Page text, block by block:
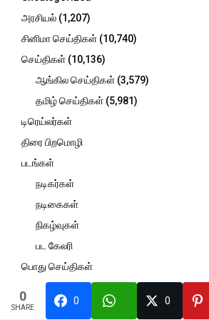
:
அரசியல் (1,207)
சினிமா செய்திகள் (10,740)
செய்திகள் (10,136)
ஆங்கில செய்திகள் (3,579)
தமிழ் செய்திகள் (5,981)
டிரெய்லர்கள்
திரை பிறமொழி
படங்கள்
நடிகர்கள்
நடிகைகள்
நிகழ்வுகள்
பட கேலரி
பொது செய்திகள்
விமர்சனம்
0
SHARE
0 0